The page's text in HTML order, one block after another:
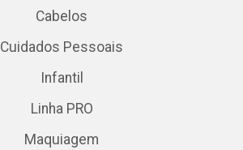
Cabelos
Cuidados Pessoais
Infantil
Linha PRO
Maquiagem